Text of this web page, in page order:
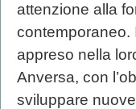
attenzione alla
contemporaneo.
appreso nella
Anversa, con
sviluppare